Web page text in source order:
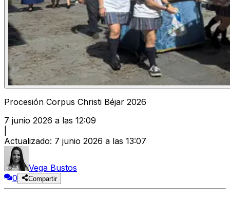
Procesión Corpus Christi Béjar 2026
7 junio 2026 a las 12:09
Actualizado: 7 junio 2026 a las 13:07
Vega Bustos
0
Compartir